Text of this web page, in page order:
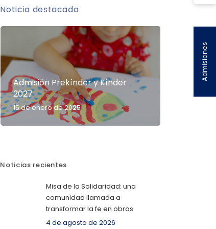
Noticia destacada
Admisión Prekínder y Kínder
2027
15 de enero de 2025
Noticias recientes
Misa de la Solidaridad: una
comunidad llamada a
transformar la fe en obras
4 de agosto de 2026
Admisiones